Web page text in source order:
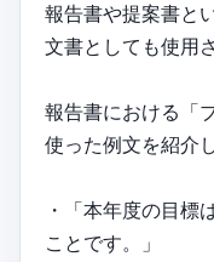
報告書や提案書と
文書としても使用
報告書における「
使った例文を紹介
・「本年度の目標
ことです。」